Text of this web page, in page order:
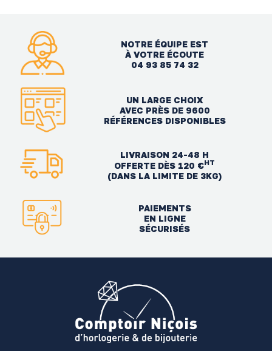
NOTRE ÉQUIPE EST
À VOTRE ÉCOUTE
04 93 85 74 32
UN LARGE CHOIX
AVEC PRÈS DE 9600
RÉFÉRENCES DISPONIBLES
LIVRAISON 24-48 H
OFFERTE DÈS 120 €HT
(DANS LA LIMITE DE 3KG)
PAIEMENTS
EN LIGNE
SÉCURISÉS